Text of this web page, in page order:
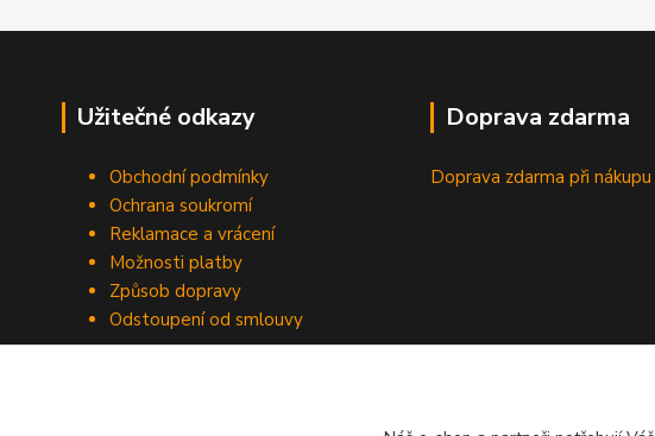
Užitečné odkazy
Obchodní podmínky
Ochrana soukromí
Reklamace a vrácení
Možnosti platby
Způsob dopravy
Odstoupení od smlouvy
Doprava zdarma
Doprava zdarma při nákupu